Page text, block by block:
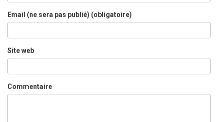
Email (ne sera pas publié) (obligatoire)
Site web
Commentaire